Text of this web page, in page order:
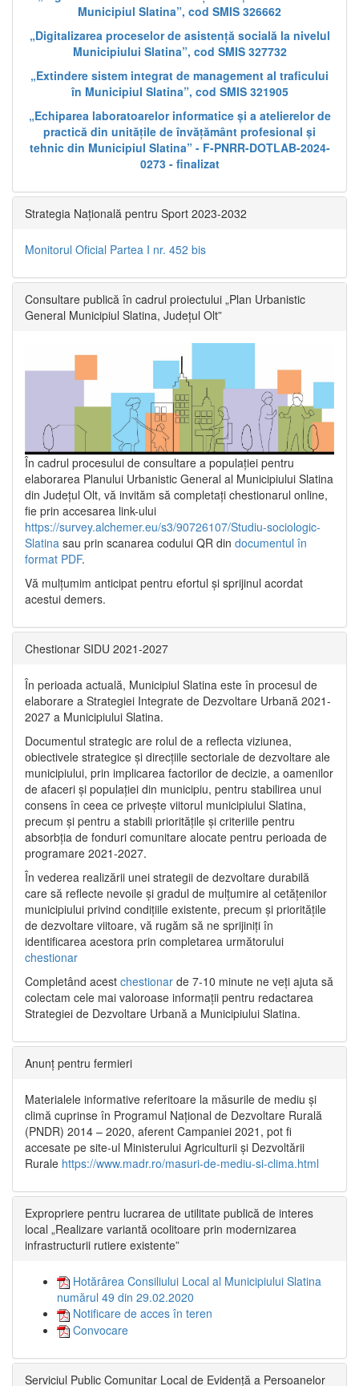
Municipiul Slatina”, cod SMIS 326662
„Digitalizarea proceselor de asistență socială la nivelul
Municipiului Slatina”, cod SMIS 327732
„Extindere sistem integrat de management al traficului
în Municipiul Slatina”, cod SMIS 321905
„Echiparea laboratoarelor informatice și a atelierelor de
practică din unitățile de învățământ profesional și
tehnic din Municipiul Slatina” - F-PNRR-DOTLAB-2024-
0273 - finalizat
Strategia Națională pentru Sport 2023-2032
Monitorul Oficial Partea I nr. 452 bis
Consultare publică în cadrul proiectului „Plan Urbanistic
General Municipiul Slatina, Județul Olt”
În cadrul procesului de consultare a populaţiei pentru
elaborarea Planului Urbanistic General al Municipiului Slatina
din Județul Olt, vă invităm să completați chestionarul online,
fie prin accesarea link-ului
https://survey.alchemer.eu/s3/90726107/Studiu-sociologic-
Slatina sau prin scanarea codului QR din documentul în
format PDF.
Vă mulţumim anticipat pentru efortul şi sprijinul acordat
acestui demers.
Chestionar SIDU 2021-2027
În perioada actuală, Municipiul Slatina este în procesul de
elaborare a Strategiei Integrate de Dezvoltare Urbană 2021‐
2027 a Municipiului Slatina.
Documentul strategic are rolul de a reflecta viziunea,
obiectivele strategice și direcțiile sectoriale de dezvoltare ale
municipiului, prin implicarea factorilor de decizie, a oamenilor
de afaceri și populației din municipiu, pentru stabilirea unui
consens în ceea ce privește viitorul municipiului Slatina,
precum și pentru a stabili prioritățile și criteriile pentru
absorbția de fonduri comunitare alocate pentru perioada de
programare 2021-2027.
În vederea realizării unei strategii de dezvoltare durabilă
care să reflecte nevoile și gradul de mulțumire al cetățenilor
municipiului privind condițiile existente, precum și prioritățile
de dezvoltare viitoare, vă rugăm să ne sprijiniți în
identificarea acestora prin completarea următorului
chestionar
Completând acest chestionar de 7-10 minute ne veți ajuta să
colectam cele mai valoroase informații pentru redactarea
Strategiei de Dezvoltare Urbană a Municipiului Slatina.
Anunț pentru fermieri
Materialele informative referitoare la măsurile de mediu și
climă cuprinse în Programul Național de Dezvoltare Rurală
(PNDR) 2014 – 2020, aferent Campaniei 2021, pot fi
accesate pe site-ul Ministerului Agriculturii și Dezvoltării
Rurale https://www.madr.ro/masuri-de-mediu-si-clima.html
Expropriere pentru lucrarea de utilitate publică de interes
local „Realizare variantă ocolitoare prin modernizarea
infrastructurii rutiere existente”
Hotărârea Consiliului Local al Municipiului Slatina
numărul 49 din 29.02.2020
Notificare de acces în teren
Convocare
Serviciul Public Comunitar Local de Evidență a Persoanelor